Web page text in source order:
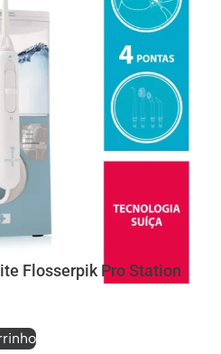
Flosserpik Pro Station